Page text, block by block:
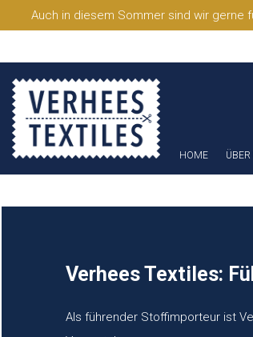
Auch in diesem Sommer sind wir gerne
HOME
Verhees Textiles:
Als führender Stoffimporteur ist